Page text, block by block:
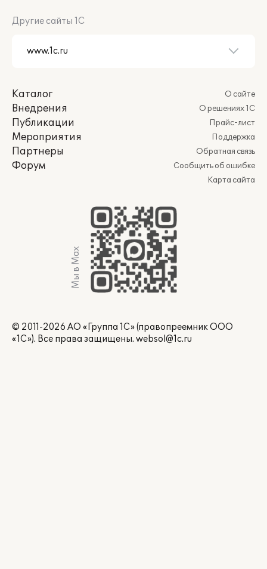
Другие сайты 1С
Каталог
Внедрения
Публикации
Мероприятия
Партнеры
Форум
О сайте
О решениях 1С
Прайс-лист
Поддержка
Обратная связь
Сообщить об ошибке
Карта сайта
Мы в Max
© 2011-2026 АО «Группа 1С» (правопреемник ООО
«1С»). Все права защищены. websol@1c.ru